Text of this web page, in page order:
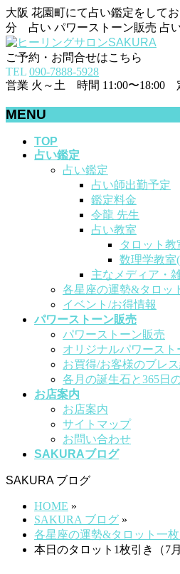
大阪 花園町にて占い鑑定をして
分 占い パワーストーン販売 占
ご予約・お問合せはこちら
TEL 090-7888-5928
営業 火～土 時間 11:00〜18:00
MENU
TOP
占い鑑定
占い鑑定
占い師出勤予定
鑑定料金
令龍 先生
占い教室
タロット教
数理学教室
主なメディア・
各星座の運勢&タロッ
イベント/お得情報
パワーストーン販売
パワーストーン販売
オリジナルパワース
お買得/お客様のブレ
各月の誕生石と365日
お店案内
お店案内
サイトマップ
お問い合わせ
SAKURAブログ
SAKURA ブログ
HOME »
SAKURA ブログ »
各星座の運勢&タロット一枚
本日のタロット1枚引き（7